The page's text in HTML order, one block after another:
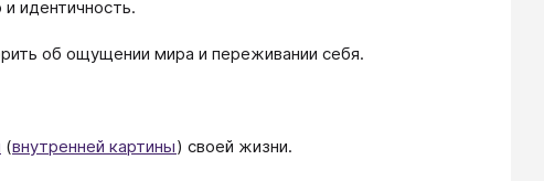
идентичность.
об ощущении мира и переживании себя.
(внутренней картины) своей жизни.